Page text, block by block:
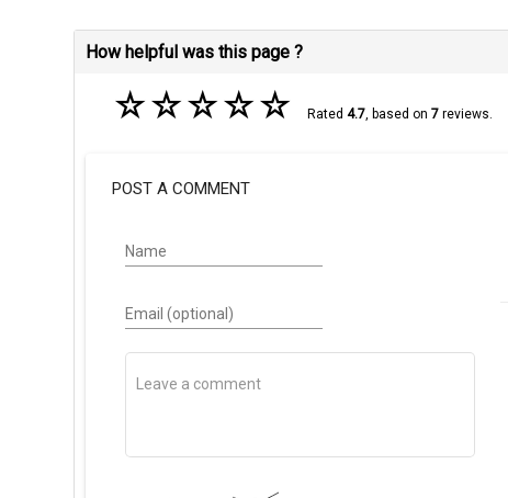
How helpful was this page ?
☆☆☆☆☆ Rated 4.7, based on 7reviews.
POST A COMMENT
Name
Email (optional)